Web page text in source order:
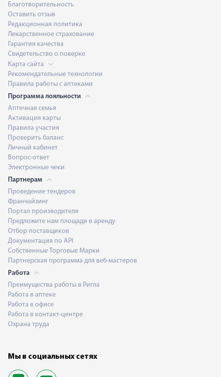
Благотворительность
Оставить отзыв
Редакционная политика
Лекарственное страхование
Гарантия качества
Свидетельство о поверке
Карта сайта
Рекомендательные технологии
Правила работы с аптеками
Программа лояльности
Аптечная семья
Активация карты
Правила участия
Проверить баланс
Личный кабинет
Вопрос-ответ
Электронные чеки
Партнерам
Проведение тендеров
Франчайзинг
Портал производителя
Предложите нам площади в аренду
Отбор поставщиков
Документация по API
Собственные Торговые Марки
Партнерская программа для веб-мастеров
Работа
Преимущества работы в Ригла
Работа в аптеке
Работа в офисе
Работа в контакт-центре
Охрана труда
Мы в социальных сетях